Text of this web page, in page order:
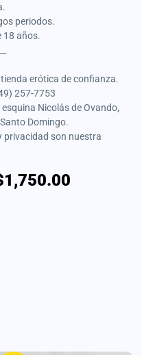
periodos.
18 años.
erótica de confianza.
257-7753
Nicolás de Ovando,
Domingo.
privacidad son nuestra